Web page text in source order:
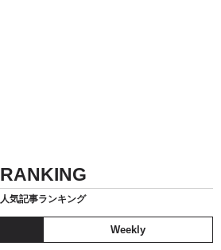
RANKING
人気記事ランキング
Weekly